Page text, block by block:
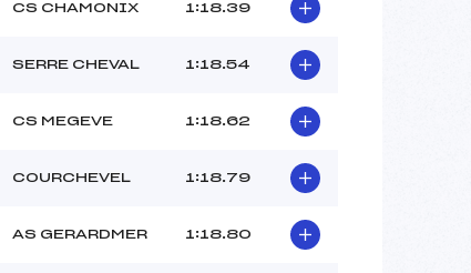
CS CHAMONIX 1:18.39
SERRE CHEVAL 1:18.54
CS MEGEVE 1:18.62
COURCHEVEL 1:18.79
AS GERARDMER 1:18.80